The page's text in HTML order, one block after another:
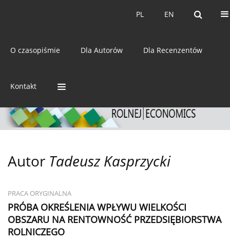
EN
PL EN
PL
O czasopiśmie Dla Autorów Dla Recenzentów
Kontakt
ISSN: 0044-1600
Autor Tadeusz Kasprzycki
PRACA ORYGINALNA
PRÓBA OKREŚLENIA WPŁYWU WIELKOŚCI
OBSZARU NA RENTOWNOŚĆ PRZEDSIĘBIORSTWA
ROLNICZEGO